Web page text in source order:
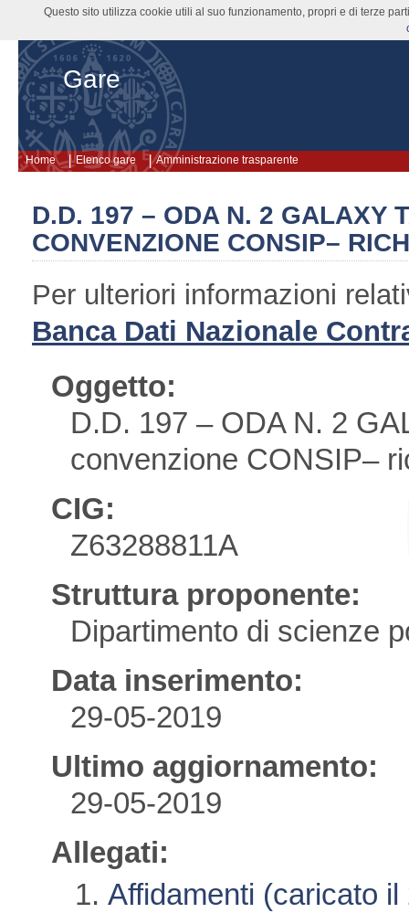
Gare
Home Elenco gare Amministrazione trasparente
D.D. 197 – ODA N. 2 GALAXY
CONVENZIONE CONSIP–
Per ulteriori informazioni
Banca Dati Nazionale
Oggetto:
D.D. 197 – ODA N. 2
convenzione CONSIP–
CIG:
Z63288811A
Struttura proponente:
Dipartimento di scienze
Data inserimento:
29-05-2019
Ultimo aggiornamento:
29-05-2019
Allegati:
Affidamenti (caricato
Questo sito utilizza cookie utili al suo funzionamento, propri e di terze